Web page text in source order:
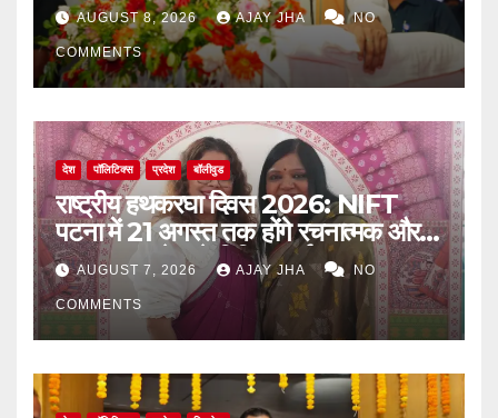
पुनर्वास तक पर जोर: सम्राट चौधरी
AUGUST 8, 2026 AJAY JHA NO
COMMENTS
देश पॉलिटिक्स प्रदेश बॉलीवुड
राष्ट्रीय हथकरघा दिवस 2026: NIFT
पटना में 21 अगस्त तक होंगे रचनात्मक और
जागरूकता से जुड़े विविध कार्यक्रम
AUGUST 7, 2026 AJAY JHA NO
COMMENTS